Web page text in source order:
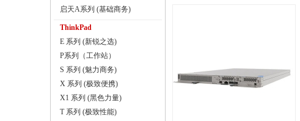
启天A系列 (基础商务)
ThinkPad
E 系列 (新锐之选)
P系列（工作站）
S 系列 (魅力商务)
X 系列 (极致便携)
X1 系列 (黑色力量)
T 系列 (极致性能)